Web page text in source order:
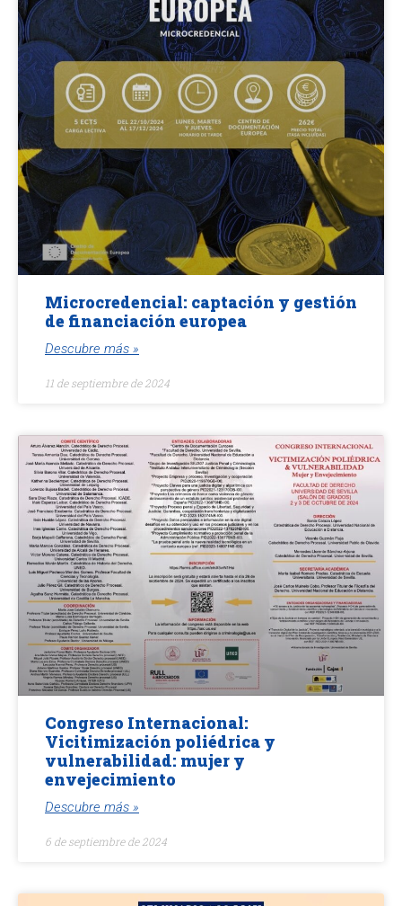
Microcredencial: captación y gestión
de financiación europea
Descubre más »
11 de septiembre de 2024
Congreso Internacional:
Vicitimización poliédrica y
vulnerabilidad: mujer y
envejecimiento
Descubre más »
6 de septiembre de 2024